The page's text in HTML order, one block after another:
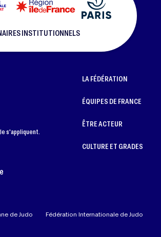
INSTITUTIONNELS
s'appliquent.
LA FÉDÉRATION
ÉQUIPES DE FRANCE
ÊTRE ACTEUR
CULTURE ET GRADES
de Judo Fédération Internationale de Judo